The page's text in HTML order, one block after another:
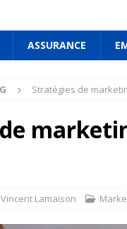
ASSURANCE
Stratégies de
Vincent Lamaison